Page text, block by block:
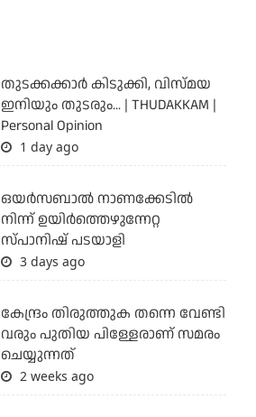
തുടക്കക്കാര്‍ കിടുക്കി, വിസ്മയ
ഇനിയും തുടരും... | THUDAKKAM |
Personal Opinion
1 day ago
ഒയര്‍സബാൽ നാണക്കേടിൽ
നിന്ന് ഉയിർത്തെഴുന്നേറ്റ
സ്പാനിഷ് പടയാളി
3 days ago
കേന്ദ്രം തിരുത്തുക തന്നെ വേണ്ടി
വരും പുതിയ പിള്ളേരാണ് സമരം
ചെയ്യുന്നത്
2 weeks ago